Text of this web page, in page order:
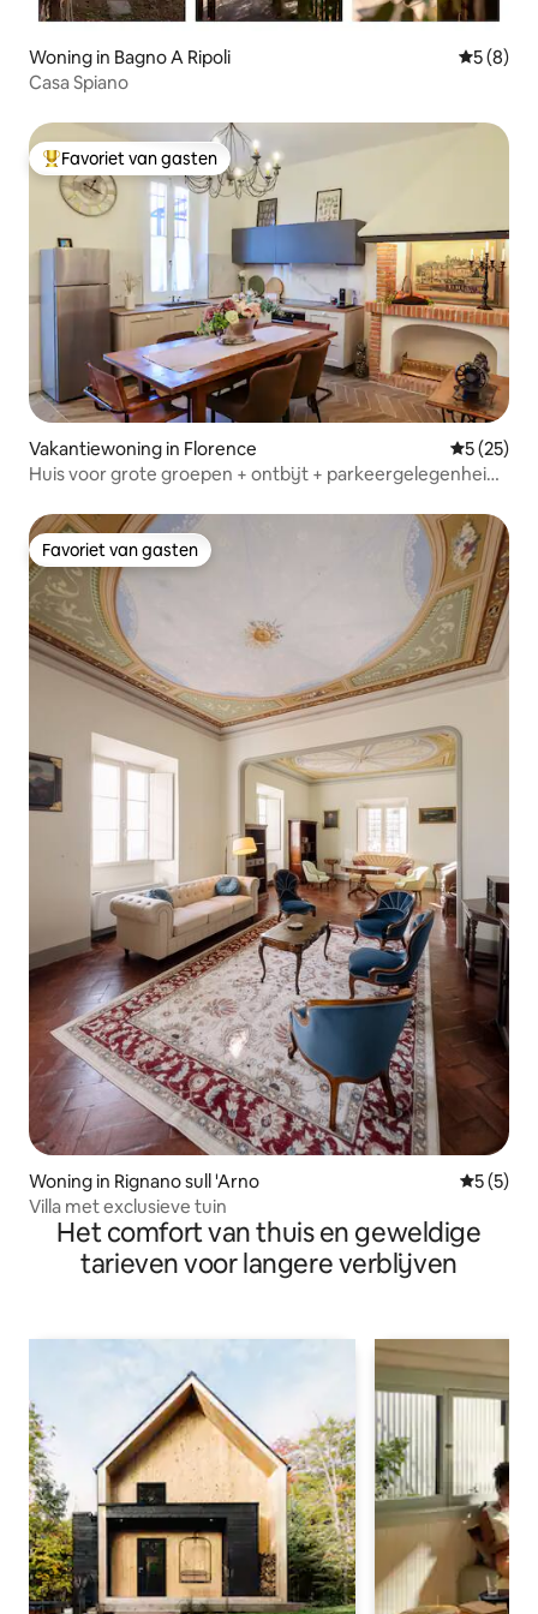
Woning in Bagno A Ripoli
5 (8)
Casa Spiano
Topfavoriet van gasten
Favoriet van gasten
Vakantiewoning in Florence
5 (25)
Huis voor grote groepen + ontbijt + parkeergelegenheid
Favoriet van gasten
Favoriet van gasten
Woning in Rignano sull 'Arno
5 (5)
Villa met exclusieve tuin
Het comfort van thuis en geweldige
tarieven voor langere verblijven